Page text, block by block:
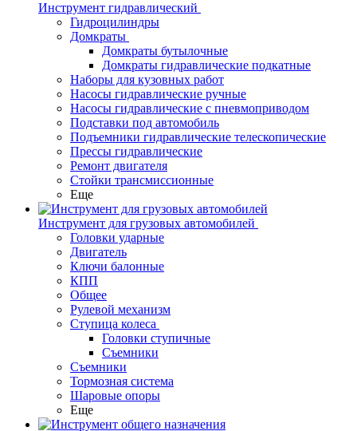
Инструмент гидравлический
Гидроцилиндры
Домкраты
Домкраты бутылочные
Домкраты гидравлические подкатные
Наборы для кузовных работ
Насосы гидравлические ручные
Насосы гидравлические с пневмоприводом
Подставки под автомобиль
Подъемники гидравлические телескопические
Прессы гидравлические
Ремонт двигателя
Стойки трансмиссионные
Еще
Инструмент для грузовых автомобилей
Головки ударные
Двигатель
Ключи балонные
КПП
Общее
Рулевой механизм
Ступица колеса
Головки ступичные
Съемники
Съемники
Тормозная система
Шаровые опоры
Еще